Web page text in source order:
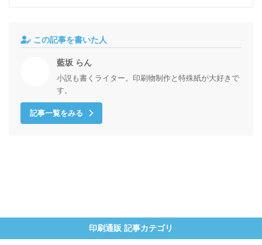
この記事を書いた人
藍坂 らん
小説も書くライター。印刷物制作と特殊紙が大好きで
す。
記事一覧をみる
印刷通販 記事カテゴリ